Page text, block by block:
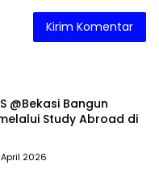
@Bekasi Bangun
Study Abroad di
2026